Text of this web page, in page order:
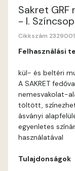
Sakret
- I.
Cikkszám
Felhasználási
kül- és beltéri
A SAKRET
nemesvakolat-
töltött,
ásványi
egyenletes
használatával
Tulajdonságok